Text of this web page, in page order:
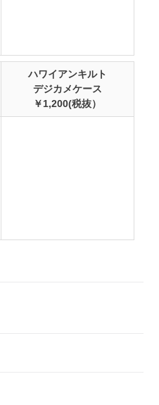
ハワイアンキルト
デジカメケース
￥1,200(税抜）